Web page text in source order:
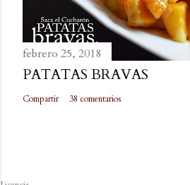
febrero 25, 2018
PATATAS BRAVAS
Compartir 38 comentarios